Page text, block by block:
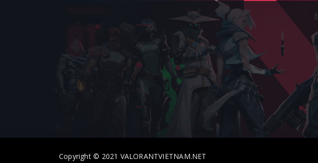
Copyright © 2021 VALORANTVIETNAM.NET